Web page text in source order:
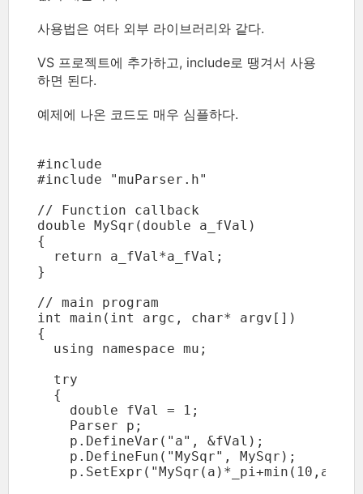
사용법은 여타 외부 라이브러리와 같다.
VS 프로젝트에 추가하고, include로 땡겨서 사용
하면 된다.
예제에 나온 코드도 매우 심플하다.
#include
#include "muParser.h"
// Function callback
double MySqr(double a_fVal)
{
  return a_fVal*a_fVal;
}
// main program
int main(int argc, char* argv[])
{
  using namespace mu;
  try
  {
    double fVal = 1;
    Parser p;
    p.DefineVar("a", &fVal);
    p.DefineFun("MySqr", MySqr);
    p.SetExpr("MySqr(a)*_pi+min(10,a)");